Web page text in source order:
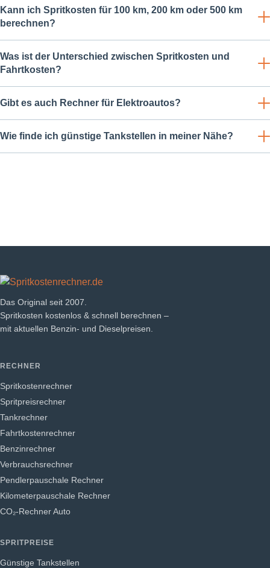
Kann ich Spritkosten für 100 km, 200 km oder 500 km
berechnen?
Was ist der Unterschied zwischen Spritkosten und
Fahrtkosten?
Gibt es auch Rechner für Elektroautos?
Wie finde ich günstige Tankstellen in meiner Nähe?
Das Original seit 2007.
Spritkosten kostenlos & schnell berechnen –
mit aktuellen Benzin- und Dieselpreisen.
RECHNER
Spritkostenrechner
Spritpreisrechner
Tankrechner
Fahrtkostenrechner
Benzinrechner
Verbrauchsrechner
Pendlerpauschale Rechner
Kilometerpauschale Rechner
CO₂-Rechner Auto
SPRITPREISE
Günstige Tankstellen